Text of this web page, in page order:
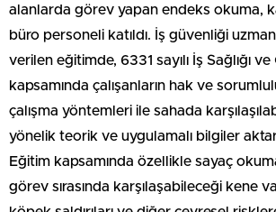
alanlarda görev yapan endeks okuma,
büro personeli katıldı. İş güvenliği
verilen eğitimde, 6331 sayılı İş Sağlığı
kapsamında çalışanların hak ve
çalışma yöntemleri ile sahada
yönelik teorik ve uygulamalı bilgiler
Eğitim kapsamında özellikle sayaç
görev sırasında karşılaşabileceği kene